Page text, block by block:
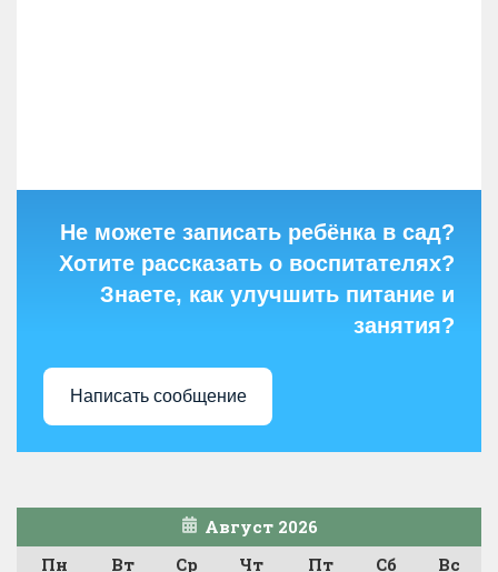
Не можете записать ребёнка в сад?
Хотите рассказать о воспитателях?
Знаете, как улучшить питание и
занятия?
Написать сообщение
Август 2026
Пн
Вт Ср Чт Пт Сб Вс